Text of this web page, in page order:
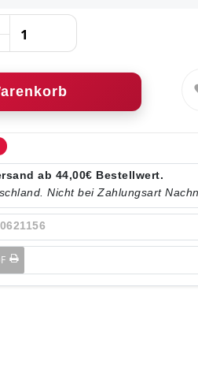
ab 44,00€ Bestellwert.
Nicht bei Zahlungsart
0621156